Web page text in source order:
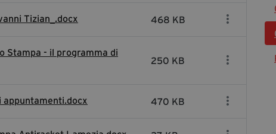
Tizian_.docx 468 KB
Stampa - il programma di
250 KB
appuntamenti.docx 470 KB